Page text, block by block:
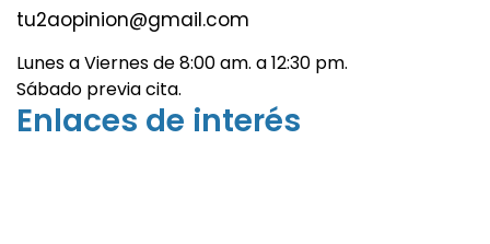
tu2aopinion@gmail.com
Lunes a Viernes de 8:00 am. a 12:30 pm.
Sábado previa cita.
Enlaces de interés